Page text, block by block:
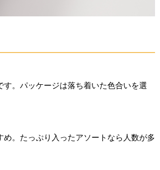
。パッケージは落ち着いた色合いを選
。たっぷり入ったアソートなら人数が多